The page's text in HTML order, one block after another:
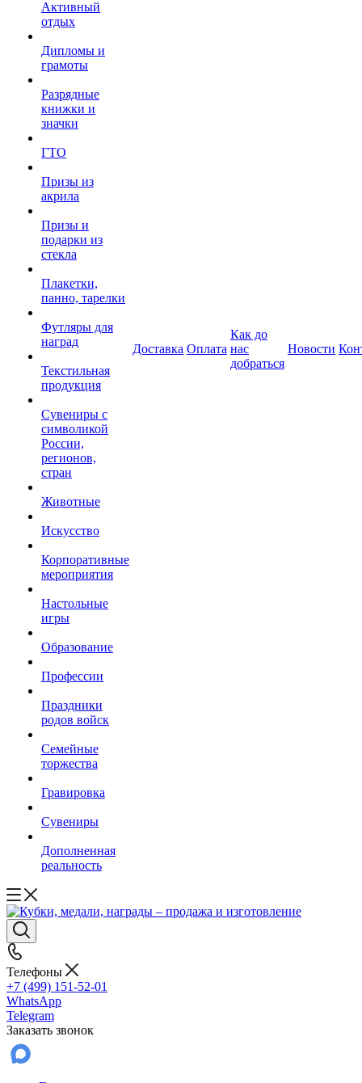
Активный
отдых
Дипломы и
грамоты
Разрядные
книжки и
значки
ГТО
Призы из
акрила
Призы и
подарки из
стекла
Плакетки,
панно, тарелки
Футляры для
наград
Текстильная
продукция
Сувениры с
символикой
России,
регионов,
стран
Животные
Искусство
Корпоративные
мероприятия
Настольные
игры
Образование
Профессии
Праздники
родов войск
Семейные
торжества
Гравировка
Сувениры
Дополненная
реальность
Доставка Оплата
Как до
нас
добраться
Новости
Телефоны
+7 (499) 151-52-01
WhatsApp
Telegram
Заказать звонок